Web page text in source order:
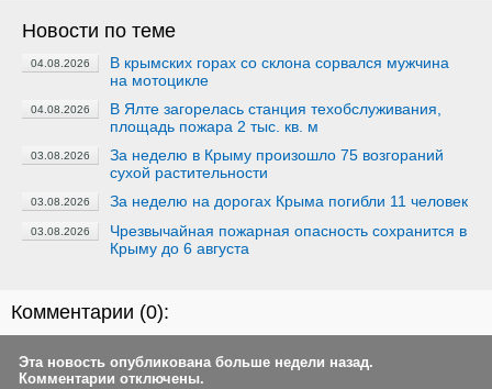
Новости по теме
04.08.2026
В крымских горах со склона сорвался мужчина
на мотоцикле
04.08.2026
В Ялте загорелась станция техобслуживания,
площадь пожара 2 тыс. кв. м
03.08.2026
За неделю в Крыму произошло 75 возгораний
сухой растительности
03.08.2026 За неделю на дорогах Крыма погибли 11 человек
03.08.2026
Чрезвычайная пожарная опасность сохранится в
Крыму до 6 августа
Комментарии (0):
Эта новость опубликована больше недели назад.
Комментарии отключены.